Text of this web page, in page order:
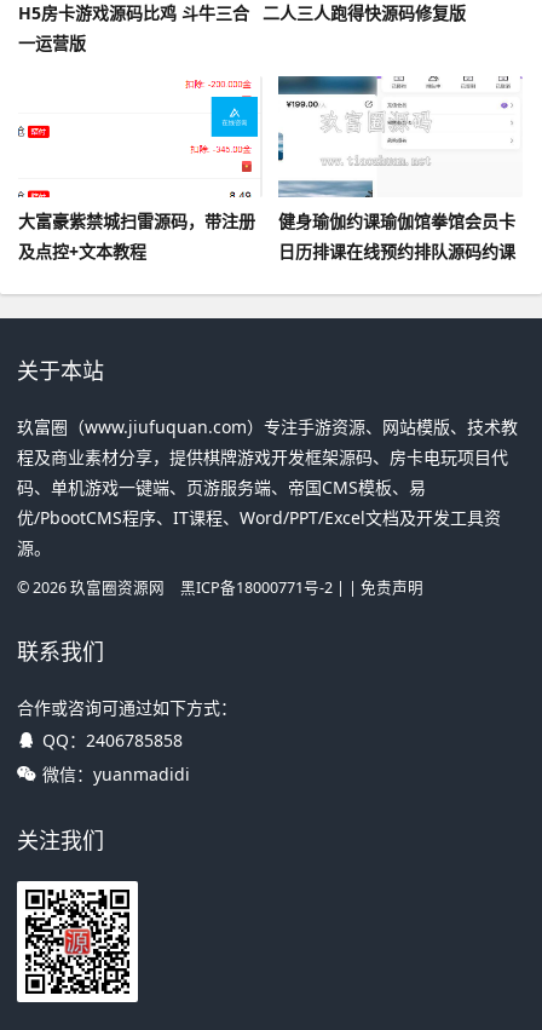
H5房卡游戏源码比鸡 斗牛三合
一运营版
二人三人跑得快源码修复版
大富豪紫禁城扫雷源码，带注册
及点控+文本教程
健身瑜伽约课瑜伽馆拳馆会员卡
日历排课在线预约排队源码约课
关于本站
玖富圈（www.jiufuquan.com）专注手游资源、网站模版、技术教
程及商业素材分享，提供棋牌游戏开发框架源码、房卡电玩项目代
码、单机游戏一键端、页游服务端、帝国CMS模板、易
优/PbootCMS程序、IT课程、Word/PPT/Excel文档及开发工具资
源。
©2026玖富圈资源网 黑ICP备18000771号-2| | 免责声明
联系我们
合作或咨询可通过如下方式：
QQ： 2406785858
微信：yuanmadidi
关注我们